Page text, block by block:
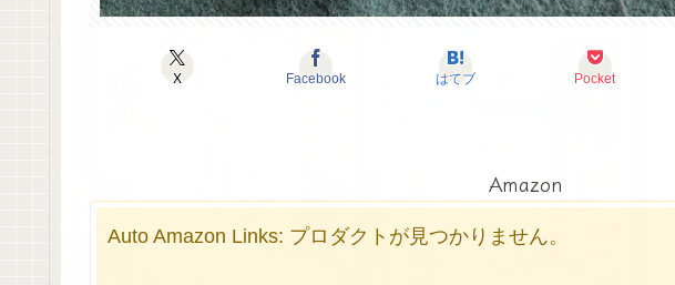
X Facebook はてブ Pocket
Amazon
Auto Amazon Links: プロダクトが見つかりません。